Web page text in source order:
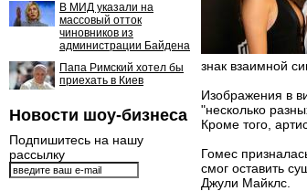
В МИД указали на
массовый отток
чиновников из
администрации Байдена
Папа Римский хотел бы
приехать в Киев
Новости шоу-бизнеса
Подпишитесь на нашу
рассылку
знак взаимной
Изображения в
"несколько
Кроме того,
Гомес
смог оставить
Джули Майклс.